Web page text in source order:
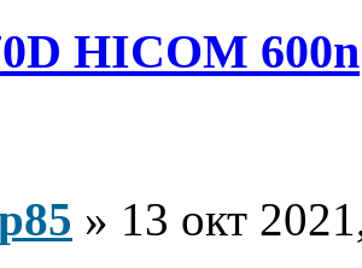
HICOM 600n
» 13 окт